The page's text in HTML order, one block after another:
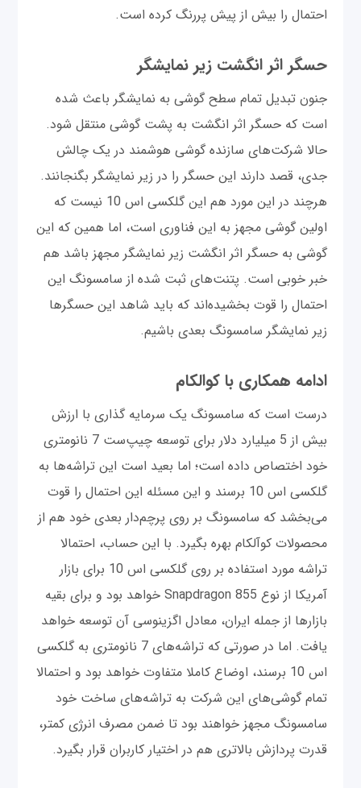
احتمال را بیش از پیش پررنگ کرده است.
حسگر اثر انگشت زیر نمایشگر
جنون تبدیل تمام سطح گوشی به نمایشگر باعث شده
است که حسگر اثر انگشت به پشت گوشی منتقل شود.
حالا شرکت‌های سازنده گوشی هوشمند در یک چالش
جدی، قصد دارند این حسگر را در زیر نمایشگر بگنجانند.
هرچند در این مورد هم این گلکسی اس 10 نیست که
اولین گوشی مجهز به این فناوری است، اما همین که این
گوشی به حسگر اثر انگشت زیر نمایشگر مجهز باشد هم
خبر خوبی است. پتنت‌های ثبت شده از سامسونگ این
احتمال را قوت بخشیده‌اند که باید شاهد این حسگرها
زیر نمایشگر سامسونگ بعدی باشیم.
ادامه همکاری با کوالکام
درست است که سامسونگ یک سرمایه گذاری با ارزش
بیش از 5 میلیارد دلار برای توسعه چیپ‌ست 7 نانومتری
خود اختصاص داده است؛ اما بعید است این تراشه‌ها به
گلکسی اس 10 برسند و این مسئله این احتمال را قوت
می‌بخشد که سامسونگ بر روی پرچم‌دار بعدی خود هم از
محصولات کوآلکام بهره بگیرد. با این حساب، احتمالا
تراشه مورد استفاده بر روی گلکسی اس 10 برای بازار
آمریکا از نوع Snapdragon 855 خواهد بود و برای بقیه
بازارها از جمله ایران، معادل اگزینوسی آن توسعه خواهد
یافت. اما در صورتی که تراشه‌های 7 نانومتری به گلکسی
اس 10 برسند، اوضاع کاملا متفاوت خواهد بود و احتمالا
تمام گوشی‌های این شرکت به تراشه‌های ساخت خود
سامسونگ مجهز خواهند بود تا ضمن مصرف انرژی کمتر،
قدرت پردازش بالاتری هم در اختیار کاربران قرار بگیرد.